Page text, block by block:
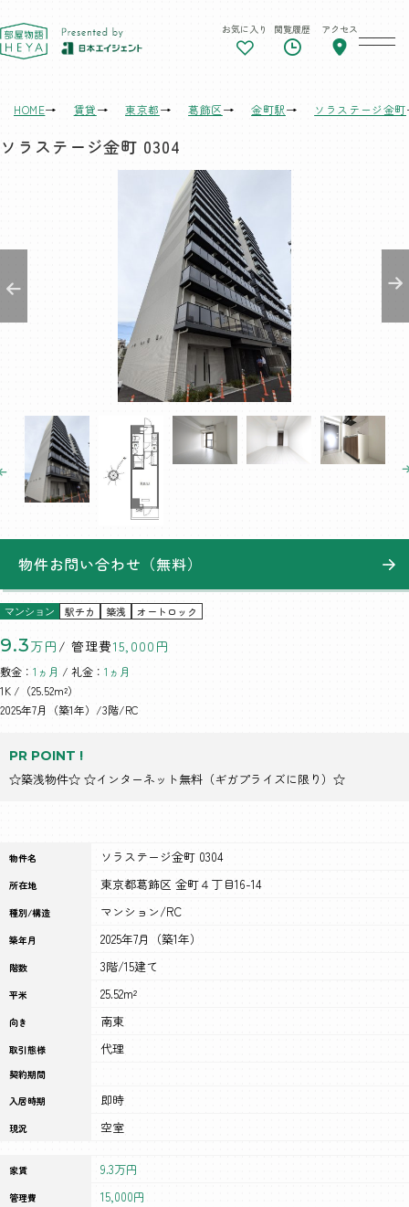
東京 部屋物語 お気に入り 閲覧履歴 アクセス
HOME 賃貸 東京都 葛飾区 金町駅 ソラステージ金町
ソラステージ金町 0304
PR POINT !
☆築浅物件☆ ☆インターネット無料（ギガプライズに限り）☆
マンション 駅チカ 築浅 オートロック
9.3万円 / 管理費15,000円
敷金： 1ヵ月 / 礼金： 1ヵ月
1K /（25.52m²）
2025年7月（築1年）/3階/RC
物件お問い合わせ（無料）
物件名 ソラステージ金町 0304
所在地 東京都葛飾区 金町４丁目16-14
種別/構造 マンション/RC
築年月 2025年7月（築1年）
階数 3階/15建て
平米 25.52m²
向き 南東
取引態様 代理
契約期間
入居時期
即時
現況 空室
家賃 9.3万円
管理費 15,000円